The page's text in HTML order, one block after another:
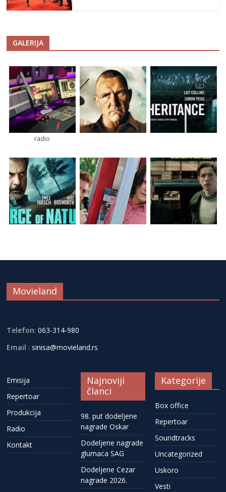
GALERIJA
radio
Movieland
Telefon: 063-314-980
Email : sinisa@movieland.rs
Emisija
Repertoar
Produkcija
Radio
Kontakt
Najnoviji
članci
98. put dodeljene
nagrade Oskar
Dodeljene nagrade
glumaca SAG
Dodeljene Cezar
nagrade 2026.
Kategorije
Box office
Repertoar
Soundtracks
Uncategorized
Uskoro
Vesti